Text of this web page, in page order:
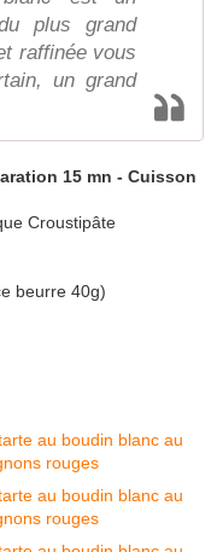
plus grand
raffinée vous
un grand
15 mn - Cuisson
Croustipâte
beurre 40g)